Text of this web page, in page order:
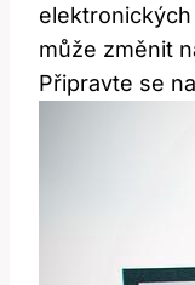
může změnit
Připravte se